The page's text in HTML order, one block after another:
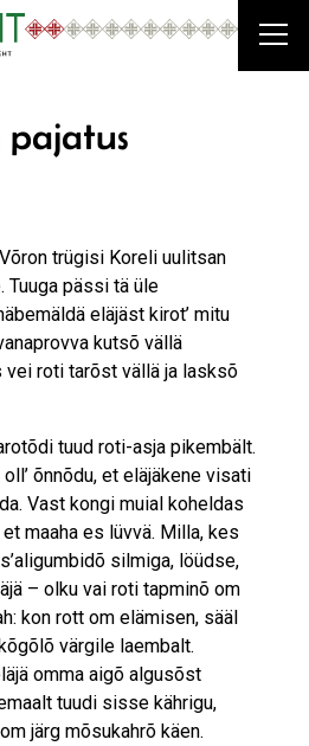
pajatus
trügisi Koreli uulitsan
Tuuga pässi tä üle
eläjäst kirot’ mitu
kutsõ vällä
vei roti tarõst vällä ja lasksõ
tuud roti-asja pikembält.
õnnõdu, et eläjäkene visati
Vast kongi muial koheldas
maaha es lüvvä. Milla, kes
silmiga, löüdse,
– olku vai roti tapminõ om
kon rott om elämisen, sääl
värgile laembalt.
omma aigõ algusõst
tuudi sisse kährigu,
järg mõsukahrõ käen.